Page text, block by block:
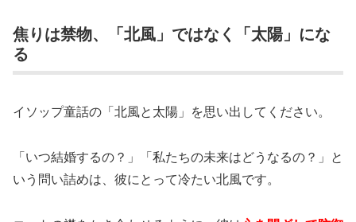
焦りは禁物、「北風」ではなく「太陽」にな
る
イソップ童話の「北風と太陽」を思い出してください。
「いつ結婚するの？」「私たちの未来はどうなるの？」と
いう問い詰めは、彼にとって冷たい北風です。